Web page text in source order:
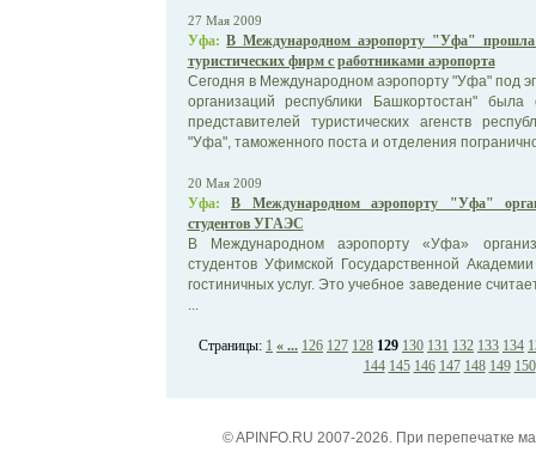
27 Мая 2009
Уфа: В Международном аэропорту "Уфа" прошла
туристических фирм с работниками аэропорта
Сегодня в Международном аэропорту "Уфа" под
организаций республики Башкортостан" была
представителей туристических агенств
"Уфа", таможенного поста и отделения
20 Мая 2009
Уфа:
В Международном аэропорту "Уфа"
студентов УГАЭС
В Международном аэропорту «Уфа»
студентов Уфимской Государственной
гостиничных услуг. Это учебное заведение
Страницы: 1 « ... 126 127 128 129 130 131 132 133 134
144 145 146 147 148 149 150
© APINFO.RU 2007-2026. При перепечатке